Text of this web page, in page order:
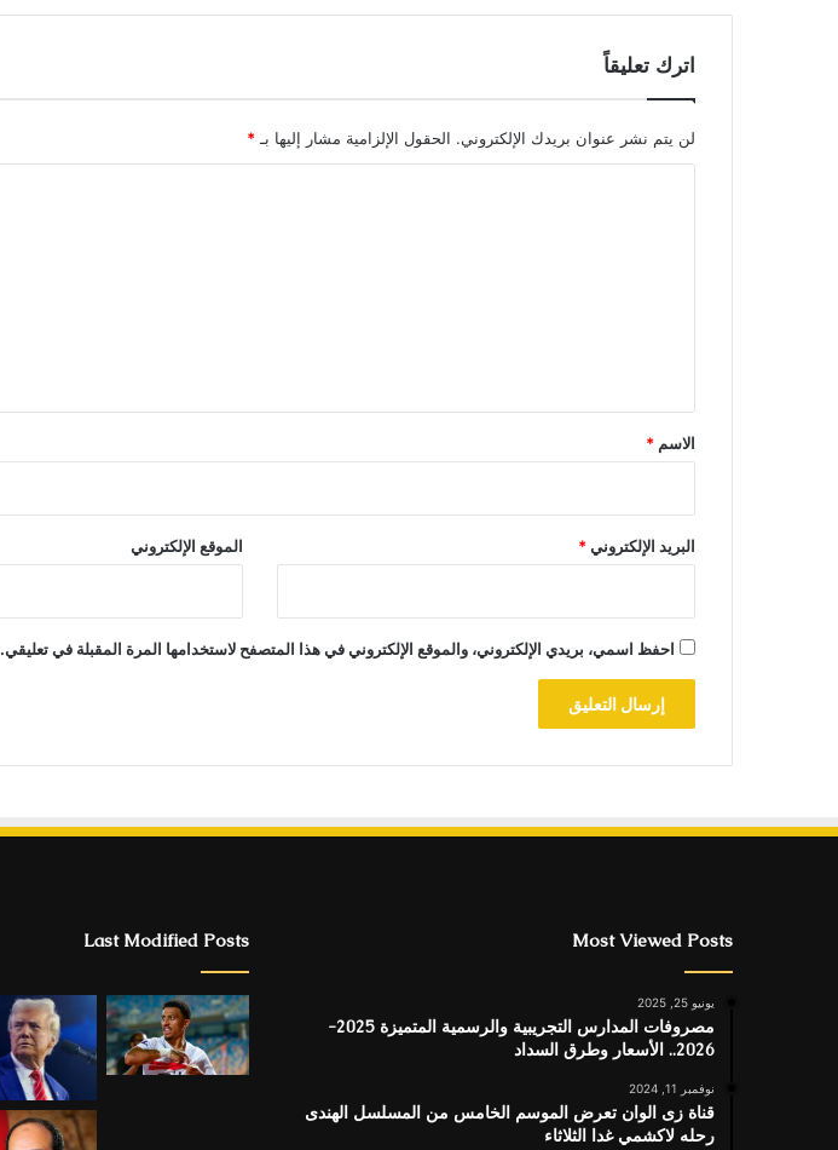
اترك تعليقاً
لن يتم نشر عنوان بريدك الإلكتروني. الحقول الإلزامية مشار إليها بـ *
*
الاسم *
البريد الإلكتروني* الموقع الإلكتروني
احفظ اسمي، بريدي الإلكتروني، والموقع الإلكتروني في هذا المتصفح لاستخدامها المرة المقبلة في تعليقي.
Most Viewed Posts
يونيو 25, 2025
مصروفات المدارس التجريبية والرسمية المتميزة 2025-
2026.. الأسعار وطرق السداد
نوفمبر 11, 2024
قناة زى الوان تعرض الموسم الخامس من المسلسل الهندى
رحله لاكشمي غدا الثلاثاء
Last Modified Posts